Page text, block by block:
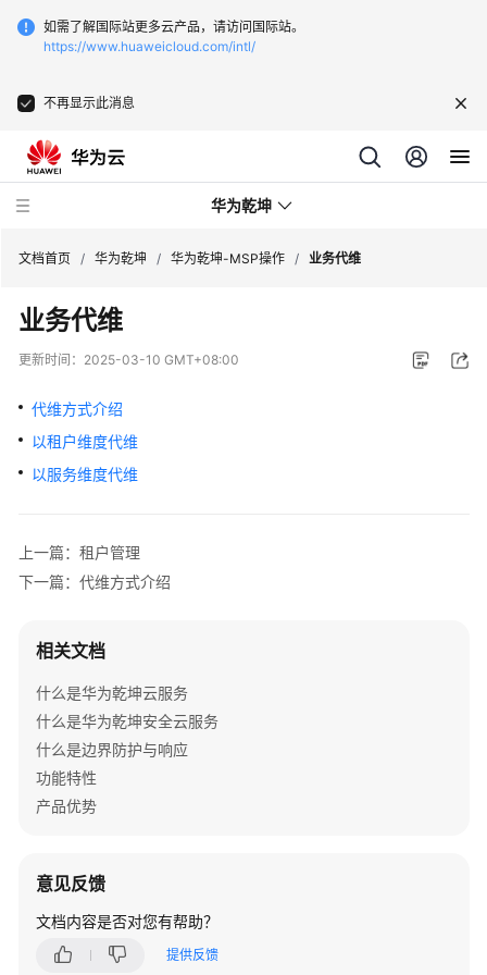
如需了解国际站更多云产品，请访问国际站。
https://www.huaweicloud.com/intl/
不再显示此消息
华为乾坤
安
全
服
务
云
网
为
坤
解
决
方
案
乾
APP
文档首页 / 华为乾坤 / 华为乾坤-MSP操作 / 业务代维
业务代维
更新时间： 2025-03-10 GMT+08:00
代维方式介绍
以租户维度代维
以服务维度代维
上一篇：租户管理
下一篇：代维方式介绍
相关文档
什么是华为乾坤云服务
什么是华为乾坤安全云服务
什么是边界防护与响应
功能特性
产品优势
意见反馈
文档内容是否对您有帮助？
提供反馈